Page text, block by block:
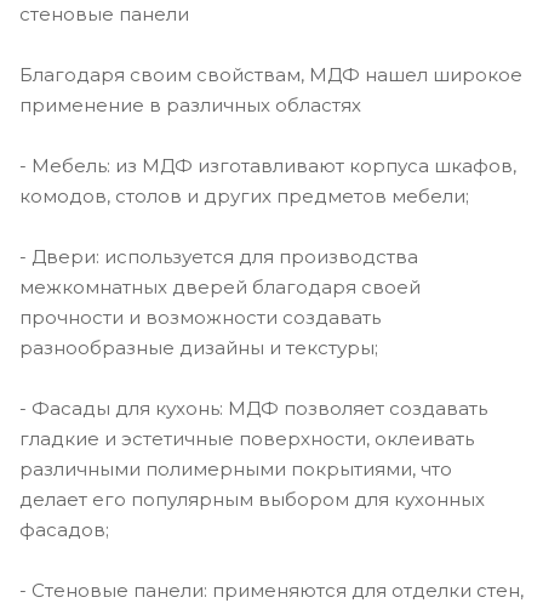
стеновые панели
Благодаря своим свойствам, МДФ нашел широкое
применение в различных областях
- Мебель: из МДФ изготавливают корпуса шкафов,
комодов, столов и других предметов мебели;
- Двери: используется для производства
межкомнатных дверей благодаря своей
прочности и возможности создавать
разнообразные дизайны и текстуры;
- Фасады для кухонь: МДФ позволяет создавать
гладкие и эстетичные поверхности, оклеивать
различными полимерными покрытиями, что
делает его популярным выбором для кухонных
фасадов;
- Стеновые панели: применяются для отделки стен,